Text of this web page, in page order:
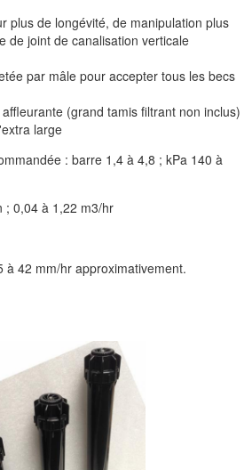
plus de longévité, de manipulation plus
de joint de canalisation verticale
par mâle pour accepter tous les becs
(grand tamis filtrant non inclus)
large
: barre 1,4 à 4,8 ; kPa 140 à
; 0,04 à 1,22 m3/hr
à 42 mm/hr approximativement.